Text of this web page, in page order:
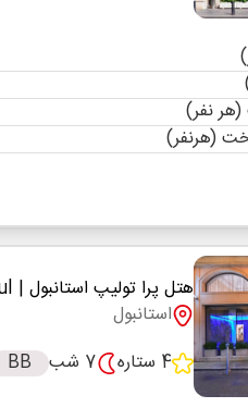
نفر)
(هرنفر)
هتل پرا تولیپ استانبول | Pera Tulip Hotel Istanbul
استانبول
4 ستاره
7 شب BB